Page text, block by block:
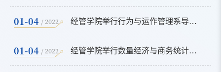
01-04 / 2022 经管学院举行行为与运作管理系导师与辅导员联席会
01-04 / 2022 经管学院举行数量经济与商务统计系导师与辅导员联席会